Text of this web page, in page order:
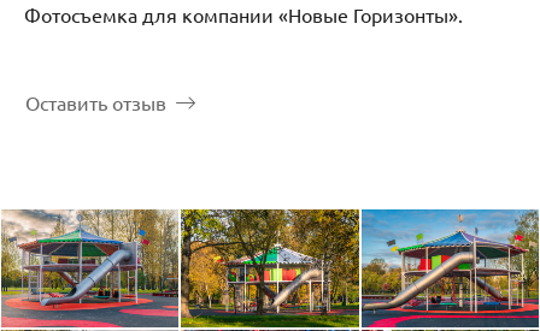
Фотосъемка для компании «Новые Горизонты».
Оставить отзыв